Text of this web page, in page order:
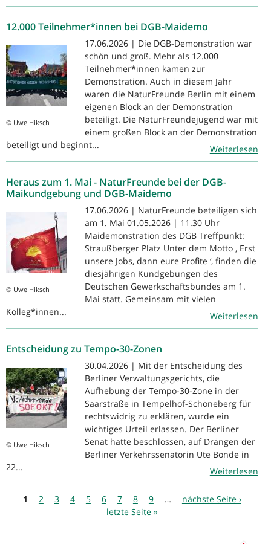
12.000 Teilnehmer*innen bei DGB-Maidemo
© Uwe Hiksch
17.06.2026 | Die DGB-Demonstration war
schön und groß. Mehr als 12.000
Teilnehmer*innen kamen zur
Demonstration. Auch in diesem Jahr
waren die NaturFreunde Berlin mit einem
eigenen Block an der Demonstration
beteiligt. Die NaturFreundejugend war mit
einem großen Block an der Demonstration
beteiligt und beginnt...
Weiterlesen
Heraus zum 1. Mai - NaturFreunde bei der DGB-
Maikundgebung und DGB-Maidemo
© Uwe Hiksch
17.06.2026 | NaturFreunde beteiligen sich
am 1. Mai 01.05.2026 | 11.30 Uhr
Maidemonstration des DGB Treffpunkt:
Straußberger Platz Unter dem Motto ‚ Erst
unsere Jobs, dann eure Profite ‘, finden die
diesjährigen Kundgebungen des
Deutschen Gewerkschaftsbundes am 1.
Mai statt. Gemeinsam mit vielen
Kolleg*innen...
Weiterlesen
Entscheidung zu Tempo-30-Zonen
© Uwe Hiksch
30.04.2026 | Mit der Entscheidung des
Berliner Verwaltungsgerichts, die
Aufhebung der Tempo-30-Zone in der
Saarstraße in Tempelhof-Schöneberg für
rechtswidrig zu erklären, wurde ein
wichtiges Urteil erlassen. Der Berliner
Senat hatte beschlossen, auf Drängen der
Berliner Verkehrssenatorin Ute Bonde in
22...
Weiterlesen
Seiten
1 2 3 4 5 6 7 8 9 …
nächste Seite ›
letzte Seite »